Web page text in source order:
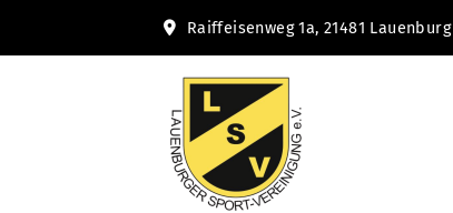
Raiffeisenweg 1a, 21481 Lauenburg